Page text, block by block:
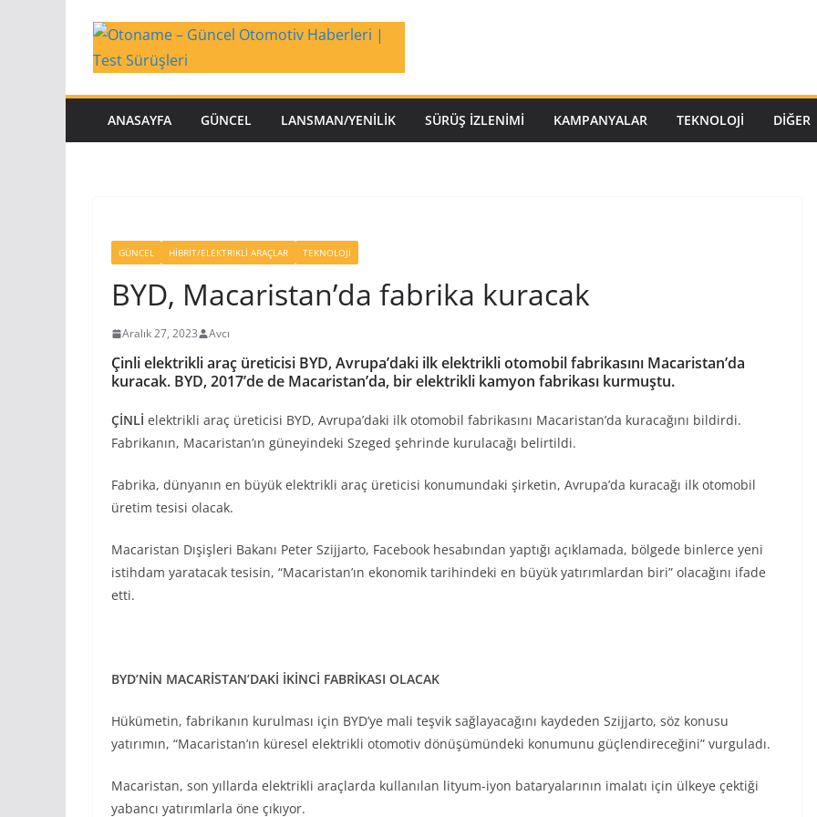
content
ANASAYFA GÜNCEL LANSMAN/YENILIK SÜRÜŞ İZLENIMI KAMPANYALAR TEKNOLOJI DİĞER
GÜNCEL HIBRIT/ELEKTRIKLI ARAÇLAR TEKNOLOJI
BYD, Macaristan’da fabrika kuracak
Aralık 27, 2023 Avcı
Çinli elektrikli araç üreticisi BYD, Avrupa’daki ilk elektrikli otomobil fabrikasını Macaristan’da
kuracak. BYD, 2017’dede Macaristan’da, bir elektrikli kamyon fabrikası kurmuştu.
ÇİNLİ elektrikli araç üreticisi BYD, Avrupa’daki ilk otomobil fabrikasını Macaristan’da kuracağını bildirdi.
Fabrikanın, Macaristan’ın güneyindeki Szeged şehrinde kurulacağı belirtildi.
Fabrika, dünyanın en büyük elektrikli araç üreticisi konumundaki şirketin, Avrupa’da kuracağı ilk otomobil
üretim tesisi olacak.
Macaristan Dışişleri Bakanı Peter Szijjarto, Facebook hesabından yaptığı açıklamada, bölgede binlerce yeni
istihdam yaratacak tesisin, “Macaristan’ın ekonomik tarihindeki en büyük yatırımlardan biri” olacağını ifade
etti.
BYD’NİN MACARİSTAN’DAKİ İKİNCİ FABRİKASI OLACAK
Hükümetin, fabrikanın kurulması için BYD’ye mali teşvik sağlayacağını kaydeden Szijjarto, söz konusu
yatırımın, “Macaristan’ın küresel elektrikli otomotiv dönüşümündeki konumunu güçlendireceğini” vurguladı.
Macaristan, son yıllarda elektrikli araçlarda kullanılan lityum-iyon bataryalarının imalatı için ülkeye çektiği
yabancı yatırımlarla öne çıkıyor.